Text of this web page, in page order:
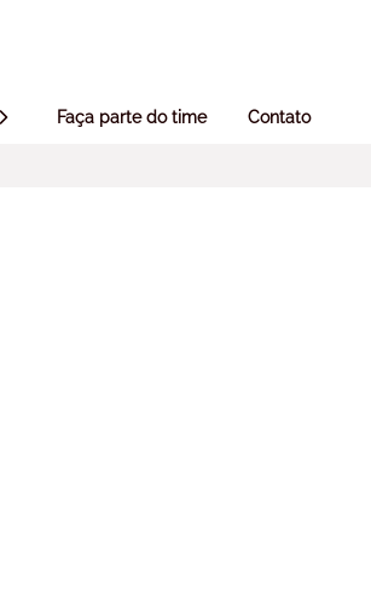
Faça parte do time Contato